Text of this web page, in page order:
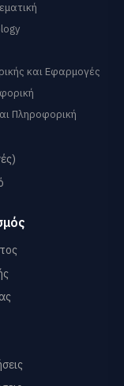
και Εφαρμογές
Πληροφορική